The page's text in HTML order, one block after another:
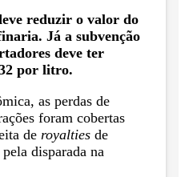
reduzir o valor do
Já a subvenção
deve ter
por litro.
as perdas de
foram cobertas
de royalties de
disparada na